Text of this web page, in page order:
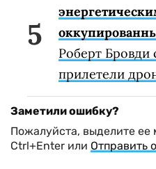
Роберт
прилетели
Заметили ошибку?
Пожалуйста, выделите
Ctrl+Enter или Отправить